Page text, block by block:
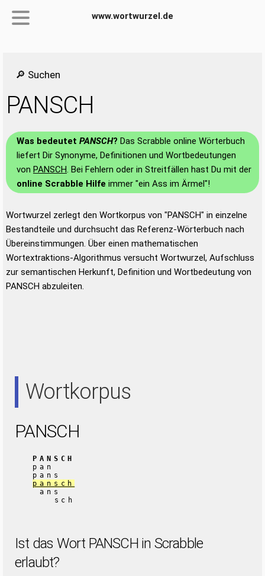
www.wortwurzel.de
🔎 Suchen
PANSCH
Was bedeutet PANSCH? Das Scrabble online Wörterbuch
liefert Dir Synonyme, Definitionen und Wortbedeutungen
von PANSCH. Bei Fehlern oder in Streitfällen hast Du mit der
online Scrabble Hilfe immer "ein Ass im Ärmel"!
Wortwurzel zerlegt den Wortkorpus von "PANSCH" in einzelne
Bestandteile und durchsucht das Referenz-Wörterbuch nach
Übereinstimmungen. Über einen mathematischen
Wortextraktions-Algorithmus versucht Wortwurzel, Aufschluss
zur semantischen Herkunft, Definition und Wortbedeutung von
PANSCH abzuleiten.
Wortkorpus
PANSCH
PANSCH
pan
pans
pansch
ans
sch
Ist das Wort PANSCH in Scrabble
erlaubt?